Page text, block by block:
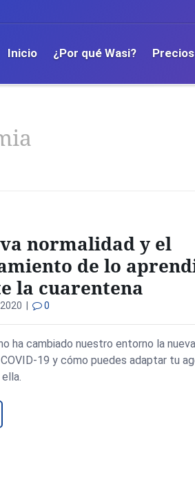
Inicio ¿Por qué Wasi? Precios
normalidad y el
de lo
la cuarentena
2020 | 0
ha cambiado nuestro entorno la
19 y cómo puedes adaptar tu